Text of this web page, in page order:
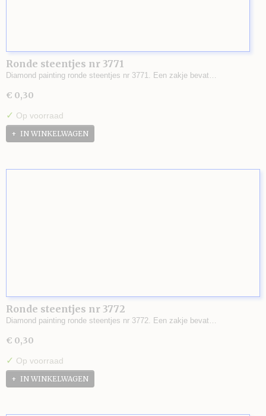
Ronde steentjes nr 3771
Diamond painting ronde steentjes nr 3771. Een zakje bevat…
€ 0,30
✓ Op voorraad
IN WINKELWAGEN
Ronde steentjes nr 3772
Diamond painting ronde steentjes nr 3772. Een zakje bevat…
€ 0,30
✓ Op voorraad
IN WINKELWAGEN